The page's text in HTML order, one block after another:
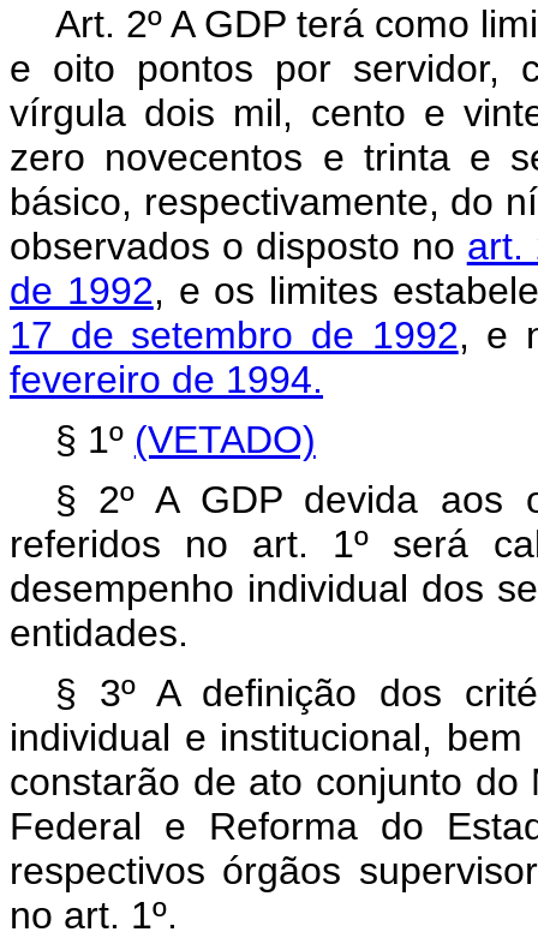
Art. 2º A GDP terá como
e oito pontos por servidor,
vírgula dois mil, cento e
zero novecentos e trinta e
básico, respectivamente, do
observados o disposto no art.
de 1992, e os limites
17 de setembro de 1992, e
fevereiro de 1994.
§ 1º (VETADO)
§ 2º A GDP devida aos
referidos no art. 1º será
desempenho individual dos
entidades.
§ 3º A definição dos
individual e institucional,
constarão de ato conjunto do
Federal e Reforma do
respectivos órgãos
no art. 1º.